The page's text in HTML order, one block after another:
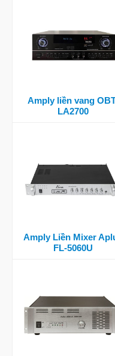
Amply liền vang
LA2700
Amply Liền Mixer
FL-5060U